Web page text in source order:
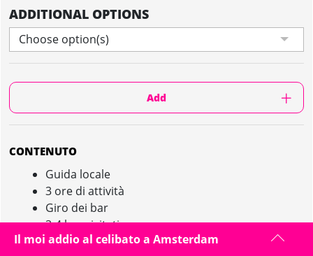
ADDITIONAL OPTIONS
Choose option(s)
Add
CONTENUTO
Guida locale
3 ore di attività
Giro dei bar
3-4 bar visitati
Ingresso in Discoteca/Bar festivo
Il moi addio al celibato a Amsterdam